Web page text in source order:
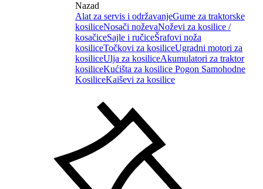
Nazad
Alat za servis i održavanjeGume za traktorske
kosiliceNosači noževaNoževi za kosilice /
kosačiceSajle i ručiceŠrafovi noža
kosiliceTočkovi za kosiliceUgradni motori za
kosiliceUlja za kosiliceAkumulatori za traktor
kosiliceKućišta za kosilice Pogon Samohodne
KosiliceKaiševi za kosilice